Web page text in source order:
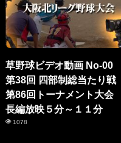
草野球ビデオ動画 No-00
第38回 四部制総当たり戦
第86回トーナメント大会
長編放映５分～１１分
1078